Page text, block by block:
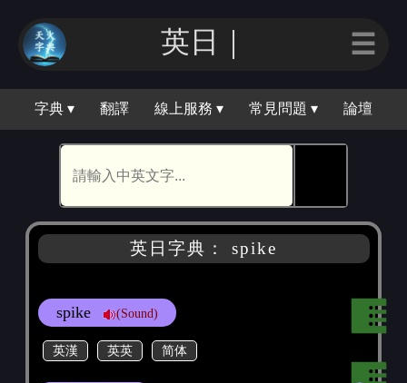
英日｜ ☰
字典 ▾ 翻譯 線上服務 ▾ 常見問題 ▾ 論壇
英日字典： spike
spike (Sound)
英漢 英英 简体